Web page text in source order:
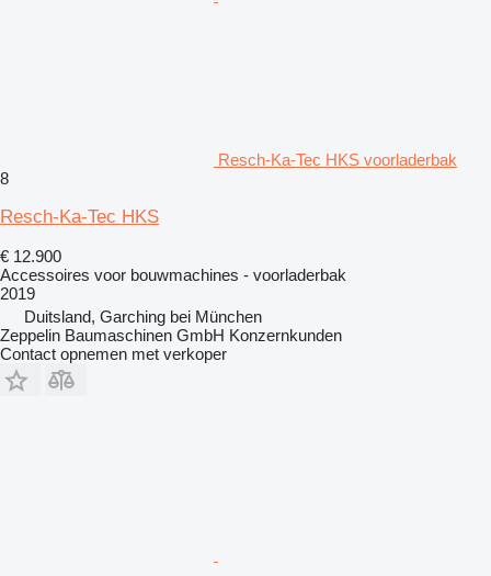
Resch-Ka-Tec HKS voorladerbak
8
Resch-Ka-Tec HKS
€ 12.900
Accessoires voor bouwmachines - voorladerbak
2019
Duitsland, Garching bei München
Zeppelin Baumaschinen GmbH Konzernkunden
Contact opnemen met verkoper